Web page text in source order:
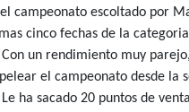
campeonato escoltado por
cinco fechas de la
un rendimiento muy
el campeonato desde la
ha sacado 20 puntos de